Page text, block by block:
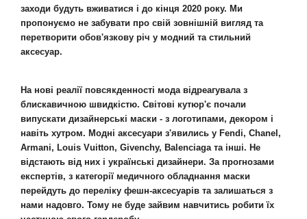
заходи будуть вживатися і до кінця 2020 року. Ми
пропонуємо не забувати про свій зовнішній вигляд та
перетворити обов'язкову річ у модний та стильний
аксесуар.
На нові реалії повсякденності мода відреагувала з
блискавичною швидкістю. Світові кутюр'є почали
випускати дизайнерські маски - з логотипами, декором і
навіть хутром. Модні аксесуари з'явились у Fendi, Chanel,
Armani, Louis Vuitton, Givenchy, Balenciaga та інші. Не
відстають від них і українські дизайнери. За прогнозами
експертів, з категорії медичного обладнання маски
перейдуть до переліку фешн-аксесуарів та залишаться з
нами надовго. Тому не буде зайвим навчитись робити їх